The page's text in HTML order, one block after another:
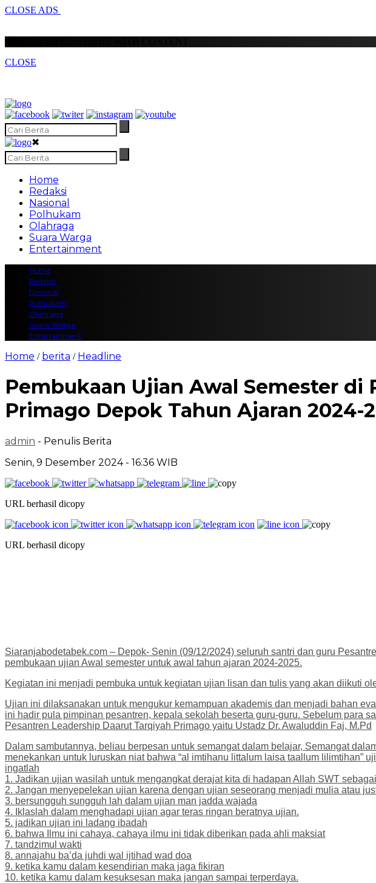
CLOSE ADS
CLOSE
✖
Home
Redaksi
Nasional
Polhukam
Olahraga
Suara Warga
Entertainment
Home
Redaksi
Nasional
Polhukam
Olahraga
Suara Warga
Entertainment
Home / berita / Headline
Pembukaan Ujian Awal Semester
Primago Depok Tahun Ajaran 2024-
admin - Penulis Berita
Senin, 9 Desember 2024 - 16:36 WIB
URL berhasil dicopy
URL berhasil dicopy
Siaranjabodetabek.com – Depok- Senin (09/12/2024) seluruh santri dan guru
pembukaan ujian Awal semester untuk awal tahun ajaran 2024-2025.
Kegiatan ini menjadi pembuka untuk kegiatan ujian lisan dan tulis yang akan diikuti
Ujian ini dilaksanakan untuk mengukur kemampuan akademis dan menjadi bahan
ini hadir pula pimpinan pesantren, kepala sekolah beserta guru-guru. Sebelum para
Pesantren Leadership Daarut Tarqiyah Primago yaitu Ustadz Dr. Awaluddin Faj, M.Pd
Dalam sambutannya, beliau berpesan untuk semangat dalam belajar, Semangat
menekankan untuk luruskan niat bahwa “al imtihanu littalum laisa taallum lilimtihan”
ingatlah
1. Jadikan ujian wasilah untuk mengangkat derajat kita di hadapan Allah SWT
2. Jangan menyepelekan ujian karena dengan ujian seseorang menjadi mulia atau
3. bersungguh sungguh lah dalam ujian man jadda wajada
4. Iklaslah dalam menghadapi ujian agar teras ringan beratnya ujian.
5. jadikan ujian ini ladang ibadah
6. bahwa Ilmu ini cahaya, cahaya ilmu ini tidak diberikan pada ahli maksiat
7. tandzimul wakti
8. annajahu ba’da juhdi wal ijtihad wad doa
9. ketika kamu dalam kesendirian maka jaga fikiran
10. ketika kamu dalam kesuksesan maka jangan sampai terperdaya.